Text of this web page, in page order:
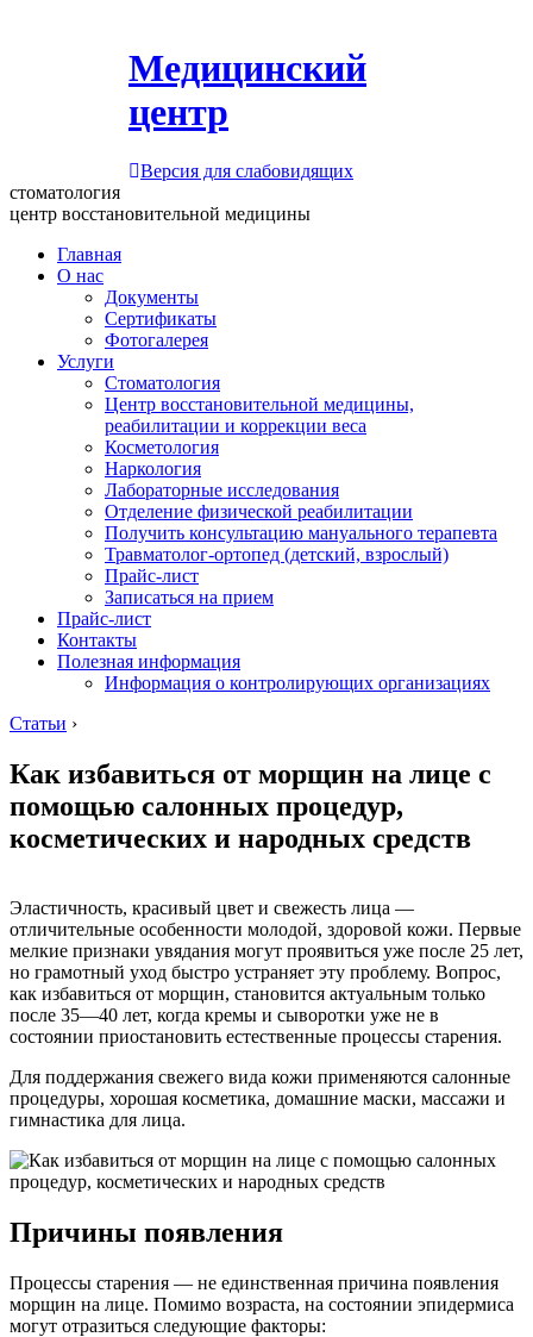
Медицинский
центр
Версия для слабовидящих
стоматология
центр восстановительной медицины
Главная
О нас
Документы
Сертификаты
Фотогалерея
Услуги
Стоматология
Центр восстановительной медицины,
реабилитации и коррекции веса
Косметология
Наркология
Лабораторные исследования
Отделение физической реабилитации
Получить консультацию мануального терапевта
Травматолог-ортопед (детский, взрослый)
Прайс-лист
Записаться на прием
Прайс-лист
Контакты
Полезная информация
Информация о контролирующих организациях
Статьи ›
Как избавиться от морщин на лице с
помощью салонных процедур,
косметических и народных средств
Эластичность, красивый цвет и свежесть лица —
отличительные особенности молодой, здоровой кожи. Первые
мелкие признаки увядания могут проявиться уже после 25 лет,
но грамотный уход быстро устраняет эту проблему. Вопрос,
как избавиться от морщин, становится актуальным только
после 35—40 лет, когда кремы и сыворотки уже не в
состоянии приостановить естественные процессы старения.
Для поддержания свежего вида кожи применяются салонные
процедуры, хорошая косметика, домашние маски, массажи и
гимнастика для лица.
Причины появления
Процессы старения — не единственная причина появления
морщин на лице. Помимо возраста, на состоянии эпидермиса
могут отразиться следующие факторы: